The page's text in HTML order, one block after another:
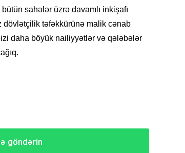
sahələr üzrə davamlı inkişafı
dövlətçilik təfəkkürünə malik cənab
daha böyük nailiyyətlər və qələbələr
göndərin